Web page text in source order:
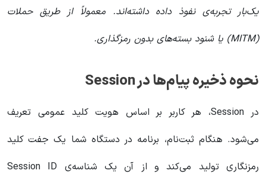
یک‌بار تجربه‌ی نفوذ داده داشته‌اند. معمولاً از طریق حملات
(MITM) یا شنود بسته‌های بدون رمزگذاری.
نحوه ذخیره پیام‌ها در Session
در Session، هر کاربر بر اساس هویت کلید عمومی تعریف
می‌شود. هنگام ثبت‌نام، برنامه در دستگاه شما یک جفت کلید
رمزنگاری تولید می‌کند و از آن یک شناسه‌ی Session ID